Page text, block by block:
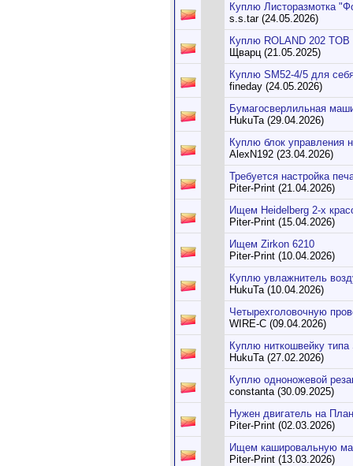
Куплю Листоразмотка
s.s.tar (24.05.2026)
Куплю ROLAND 202 TOB
Щварц (21.05.2025)
Куплю SM52-4/5 для
fineday (24.05.2026)
Бумагосверлильная
HukuTa (29.04.2026)
Куплю блок управления
AlexN192 (23.04.2026)
Требуется настройка
Piter-Print (21.04.2026)
Ищем Heidelberg 2-х
Piter-Print (15.04.2026)
Ищем Zirkon 6210
Piter-Print (10.04.2026)
Куплю увлажнитель
HukuTa (10.04.2026)
Четырехголовочную
WIRE-C (09.04.2026)
Куплю ниткошвейку типа
HukuTa (27.02.2026)
Куплю одноножевой
constanta (30.09.2025)
Нужен двигатель на
Piter-Print (02.03.2026)
Ищем кашировальную
Piter-Print (13.03.2026)